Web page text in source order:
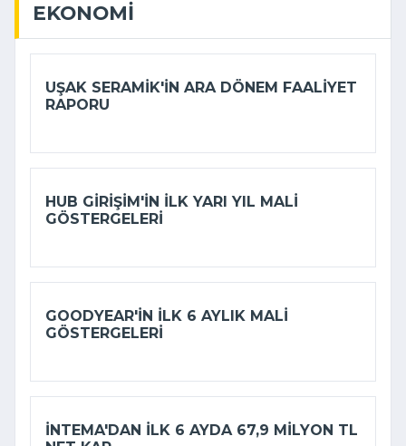
EKONOMI
UŞAK SERAMIK'IN ARA DÖNEM FAALIYET
RAPORU
HUB GIRIŞIM'IN ILK YARI YIL MALI
GÖSTERGELERI
GOODYEAR'IN ILK 6 AYLIK MALI
GÖSTERGELERI
İNTEMA'DAN ILK 6 AYDA 67,9 MILYON TL